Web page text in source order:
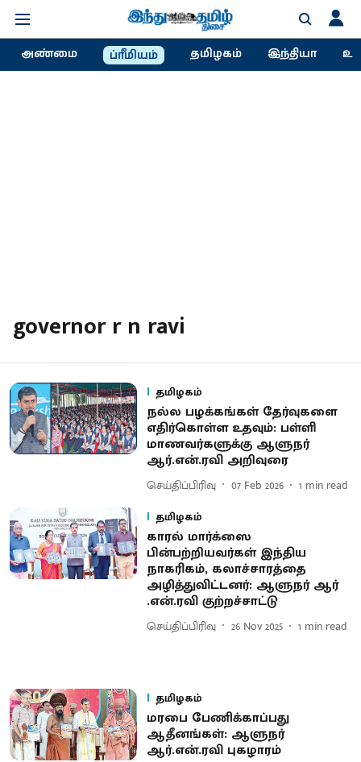
அண்மை ப்ரீமியம் தமிழகம் இந்தியா
governor r n ravi
தமிழகம்
நல்ல பழக்கங்கள் தேர்வுகளை
எதிர்கொள்ள உதவும்: பள்ளி
மாணவர்களுக்கு ஆளுநர்
ஆர்.என்​.ரவி அறிவுரை
செய்திப்பிரிவு 07 Feb 2026 1 min read
தமிழகம்
காரல் மார்க்ஸை
பின்பற்றியவர்கள் இந்திய
நாகரிகம், கலாச்சாரத்தை
அழித்துவிட்டனர்: ஆளுநர் ஆர்​
.என்​.ரவி குற்றச்சாட்டு
செய்திப்பிரிவு 26 Nov 2025 1 min read
தமிழகம்
மரபை பேணிக்காப்பது
ஆதீனங்கள்: ஆளுநர்
ஆர்.என்.ரவி புகழாரம்